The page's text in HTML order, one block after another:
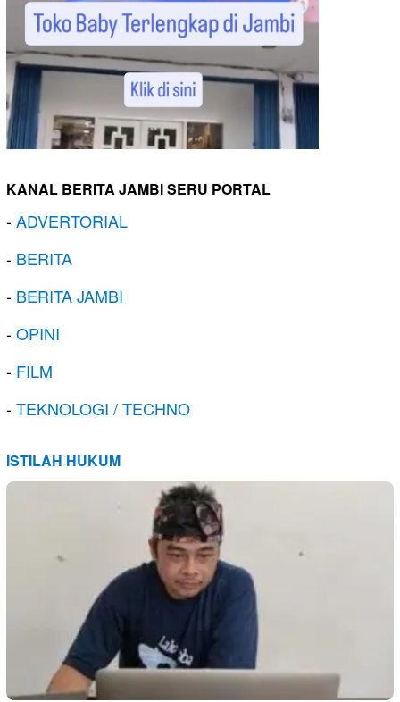
KANAL BERITA JAMBI SERU PORTAL
-ADVERTORIAL
- BERITA
- BERITA JAMBI
-OPINI
- FILM
-TEKNOLOGI / TECHNO
ISTILAH HUKUM